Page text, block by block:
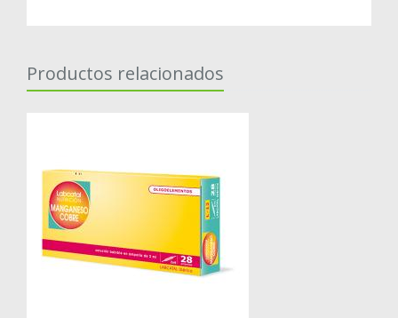
Productos relacionados